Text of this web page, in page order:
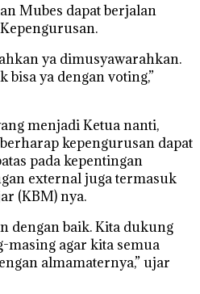
Mubes dapat berjalan
ya dimusyawarahkan.
bisa ya dengan voting,”
menjadi Ketua nanti,
kepengurusan dapat
pada kepentingan
external juga termasuk
(KBM) nya.
dengan baik. Kita dukung
masing agar kita semua
almamaternya,” ujar